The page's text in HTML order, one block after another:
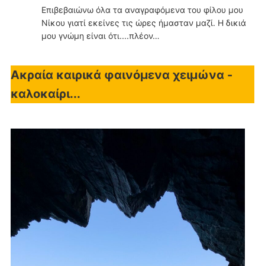
Επιβεβαιώνω όλα τα αναγραφόμενα του φίλου μου
Νίκου γιατί εκείνες τις ώρες ήμασταν μαζί. Η δικιά
μου γνώμη είναι ότι....πλέον…
Ακραία καιρικά φαινόμενα χειμώνα -
καλοκαίρι...